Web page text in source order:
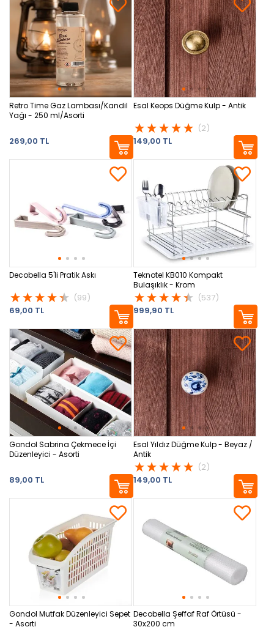
Retro Time Gaz Lambası/Kandil
Yağı - 250 ml/Asorti
269,00 TL
Esal Keops Düğme Kulp - Antik
(2)
149,00 TL
Decobella 5'li Pratik Askı
(99)
69,00 TL
Teknotel KB010 Kompakt
Bulaşıklık - Krom
(537)
999,90 TL
Gondol Sabrina Çekmece İçi
Düzenleyici - Asorti
89,00 TL
Esal Yıldız Düğme Kulp - Beyaz /
Antik
(2)
149,00 TL
Gondol Mutfak Düzenleyici Sepet
- Asorti
Decobella Şeffaf Raf Örtüsü -
30x200 cm